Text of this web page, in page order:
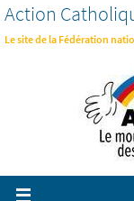
Action
Le site de la Fédération